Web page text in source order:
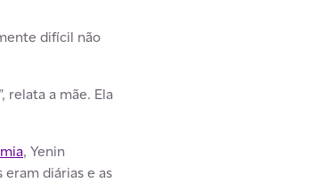
difícil não
relata a mãe. Ela
, Yenin
diárias e as